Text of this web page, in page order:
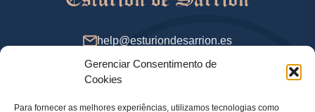
Gerenciar Consentimento de
Cookies
Para fornecer as melhores experiências, utilizamos tecnologias como
help@esturiondesarrion.es
Das 9 às 18 (GMT+2) nos dias úteis